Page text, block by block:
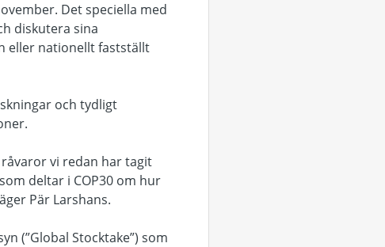
Det speciella med
diskutera sina
eller nationellt fastställt
och tydligt
vi redan har tagit
deltar i COP30 om hur
Pär Larshans.
(”Global Stocktake”) som